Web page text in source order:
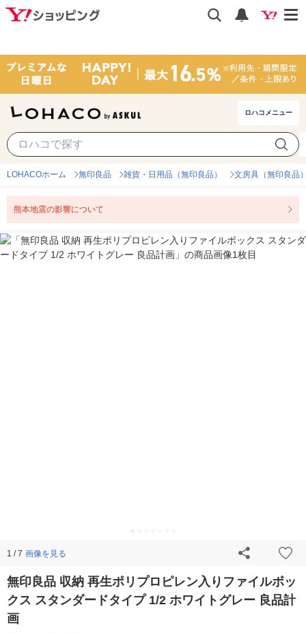
ロハコメニュー
LOHACOホーム 無印良品 雑貨・日用品（無印良品） 文房具（無印良品
熊本地震の影響について
1 / 7 画像を見る
無印良品 収納 再生ポリプロピレン入りファイルボッ
クス スタンダードタイプ 1/2 ホワイトグレー 良品計
画